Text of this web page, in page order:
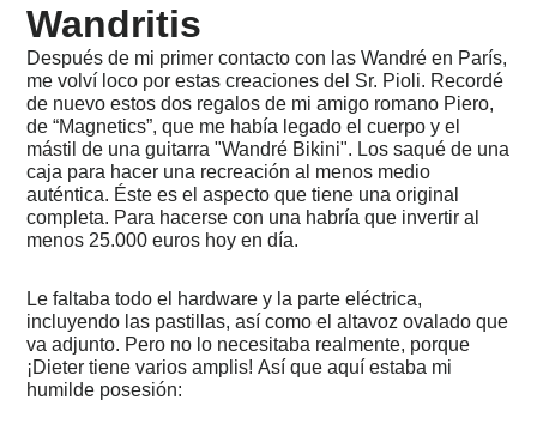
amistad
Diseños
que
me
gustan
mucho...
2020
-
Narcotrafico
en
2019
-
Un
robo
donde
Pablo
Wandritis
Después de mi primer contacto con las Wandré en París,
me volví loco por estas creaciones del Sr. Pioli. Recordé
de nuevo estos dos regalos de mi amigo romano Piero,
de “Magnetics”, que me había legado el cuerpo y el
mástil de una guitarra "Wandré Bikini". Los saqué de una
caja para hacer una recreación al menos medio
auténtica. Éste es el aspecto que tiene una original
completa. Para hacerse con una habría que invertir al
menos 25.000 euros hoy en día.
Le faltaba todo el hardware y la parte eléctrica,
incluyendo las pastillas, así como el altavoz ovalado que
va adjunto. Pero no lo necesitaba realmente, porque
¡Dieter tiene varios amplis! Así que aquí estaba mi
humilde posesión: